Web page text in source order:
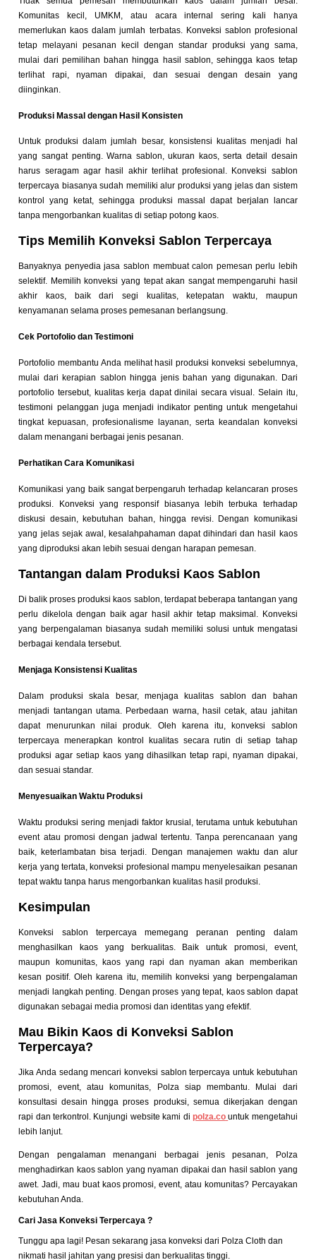
Komunitas kecil, UMKM, atau acara internal sering kali hanya
memerlukan kaos dalam jumlah terbatas. Konveksi sablon profesional
tetap melayani pesanan kecil dengan standar produksi yang sama,
mulai dari pemilihan bahan hingga hasil sablon, sehingga kaos tetap
terlihat rapi, nyaman dipakai, dan sesuai dengan desain yang
diinginkan.
Produksi Massal dengan Hasil Konsisten
Untuk produksi dalam jumlah besar, konsistensi kualitas menjadi hal
yang sangat penting. Warna sablon, ukuran kaos, serta detail desain
harus seragam agar hasil akhir terlihat profesional. Konveksi sablon
terpercaya biasanya sudah memiliki alur produksi yang jelas dan sistem
kontrol yang ketat, sehingga produksi massal dapat berjalan lancar
tanpa mengorbankan kualitas di setiap potong kaos.
Tips Memilih Konveksi Sablon Terpercaya
Banyaknya penyedia jasa sablon membuat calon pemesan perlu lebih
selektif. Memilih konveksi yang tepat akan sangat mempengaruhi hasil
akhir kaos, baik dari segi kualitas, ketepatan waktu, maupun
kenyamanan selama proses pemesanan berlangsung.
Cek Portofolio dan Testimoni
Portofolio membantu Anda melihat hasil produksi konveksi sebelumnya,
mulai dari kerapian sablon hingga jenis bahan yang digunakan. Dari
portofolio tersebut, kualitas kerja dapat dinilai secara visual. Selain itu,
testimoni pelanggan juga menjadi indikator penting untuk mengetahui
tingkat kepuasan, profesionalisme layanan, serta keandalan konveksi
dalam menangani berbagai jenis pesanan.
Perhatikan Cara Komunikasi
Komunikasi yang baik sangat berpengaruh terhadap kelancaran proses
produksi. Konveksi yang responsif biasanya lebih terbuka terhadap
diskusi desain, kebutuhan bahan, hingga revisi. Dengan komunikasi
yang jelas sejak awal, kesalahpahaman dapat dihindari dan hasil kaos
yang diproduksi akan lebih sesuai dengan harapan pemesan.
Tantangan dalam Produksi Kaos Sablon
Di balik proses produksi kaos sablon, terdapat beberapa tantangan yang
perlu dikelola dengan baik agar hasil akhir tetap maksimal. Konveksi
yang berpengalaman biasanya sudah memiliki solusi untuk mengatasi
berbagai kendala tersebut.
Menjaga Konsistensi Kualitas
Dalam produksi skala besar, menjaga kualitas sablon dan bahan
menjadi tantangan utama. Perbedaan warna, hasil cetak, atau jahitan
dapat menurunkan nilai produk. Oleh karena itu, konveksi sablon
terpercaya menerapkan kontrol kualitas secara rutin di setiap tahap
produksi agar setiap kaos yang dihasilkan tetap rapi, nyaman dipakai,
dan sesuai standar.
Menyesuaikan Waktu Produksi
Waktu produksi sering menjadi faktor krusial, terutama untuk kebutuhan
event atau promosi dengan jadwal tertentu. Tanpa perencanaan yang
baik, keterlambatan bisa terjadi. Dengan manajemen waktu dan alur
kerja yang tertata, konveksi profesional mampu menyelesaikan pesanan
tepat waktu tanpa harus mengorbankan kualitas hasil produksi.
Kesimpulan
Konveksi sablon terpercaya memegang peranan penting dalam
menghasilkan kaos yang berkualitas. Baik untuk promosi, event,
maupun komunitas, kaos yang rapi dan nyaman akan memberikan
kesan positif. Oleh karena itu, memilih konveksi yang berpengalaman
menjadi langkah penting. Dengan proses yang tepat, kaos sablon dapat
digunakan sebagai media promosi dan identitas yang efektif.
Mau Bikin Kaos di Konveksi Sablon
Terpercaya?
Jika Anda sedang mencari konveksi sablon terpercaya untuk kebutuhan
promosi, event, atau komunitas, Polza siap membantu. Mulai dari
konsultasi desain hingga proses produksi, semua dikerjakan dengan
rapi dan terkontrol. Kunjungi website kami di polza.co untuk mengetahui
lebih lanjut.
Dengan pengalaman menangani berbagai jenis pesanan, Polza
menghadirkan kaos sablon yang nyaman dipakai dan hasil sablon yang
awet. Jadi, mau buat kaos promosi, event, atau komunitas? Percayakan
kebutuhan Anda.
Cari Jasa Konveksi Terpercaya ?
Tunggu apa lagi! Pesan sekarang jasa konveksi dari Polza Cloth dan
nikmati hasil jahitan yang presisi dan berkualitas tinggi.